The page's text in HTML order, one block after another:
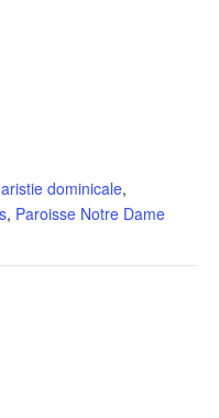
dominicale,
, Paroisse Notre Dame